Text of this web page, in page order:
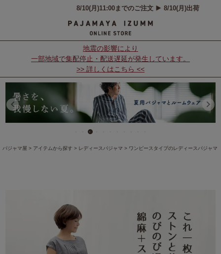
地震の影響により
一部地域で集配停止・配送遅延が発生しています。
>> 詳しくはこちら <<
パジャマ屋 アイテムから探す レディースパジャマ ワンピースタイプのレディースパジャマ